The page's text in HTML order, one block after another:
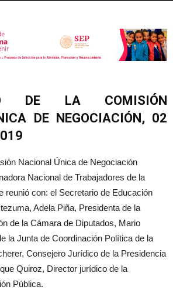
XXII
DE LA COMISIÓN
DE NEGOCIACIÓN, 02
Nacional Única de Negociación
Nacional de Trabajadores de la
reunió con: el Secretario de Educación
Adela Piña, Presidenta de la
de la Cámara de Diputados, Mario
la Junta de Coordinación Política de la
Consejero Jurídico de la Presidencia
Quiroz, Director jurídico de la
Pública.